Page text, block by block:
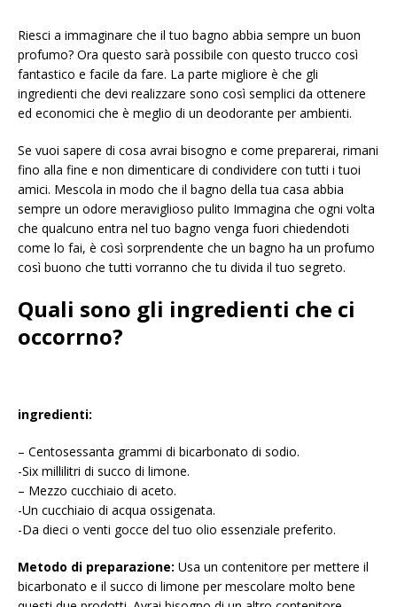
Riesci a immaginare che il tuo bagno abbia sempre un buon
profumo? Ora questo sarà possibile con questo trucco così
fantastico e facile da fare. La parte migliore è che gli
ingredienti che devi realizzare sono così semplici da ottenere
ed economici che è meglio di un deodorante per ambienti.
Se vuoi sapere di cosa avrai bisogno e come preparerai, rimani
fino alla fine e non dimenticare di condividere con tutti i tuoi
amici. Mescola in modo che il bagno della tua casa abbia
sempre un odore meraviglioso pulito Immagina che ogni volta
che qualcuno entra nel tuo bagno venga fuori chiedendoti
come lo fai, è così sorprendente che un bagno ha un profumo
così buono che tutti vorranno che tu divida il tuo segreto.
Quali sono gli ingredienti che ci
occorrno?
ingredienti:
– Centosessanta grammi di bicarbonato di sodio.
-Six millilitri di succo di limone.
– Mezzo cucchiaio di aceto.
-Un cucchiaio di acqua ossigenata.
-Da dieci o venti gocce del tuo olio essenziale preferito.
Metodo di preparazione: Usa un contenitore per mettere il
bicarbonato e il succo di limone per mescolare molto bene